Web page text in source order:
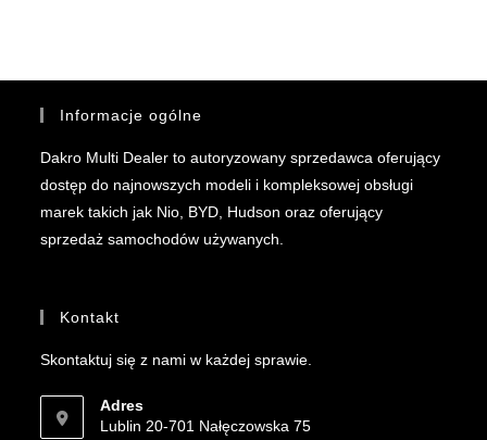
Informacje ogólne
Dakro Multi Dealer to autoryzowany sprzedawca oferujący
dostęp do najnowszych modeli i kompleksowej obsługi
marek takich jak Nio, BYD, Hudson oraz oferujący
sprzedaż samochodów używanych.
Kontakt
Skontaktuj się z nami w każdej sprawie.
Adres
Lublin 20-701 Nałęczowska 75